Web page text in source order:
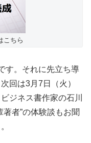
こちら
す。それに先立ち導
回は3月7日（火）
ジネス書作家の石川
者”の体験談もお聞